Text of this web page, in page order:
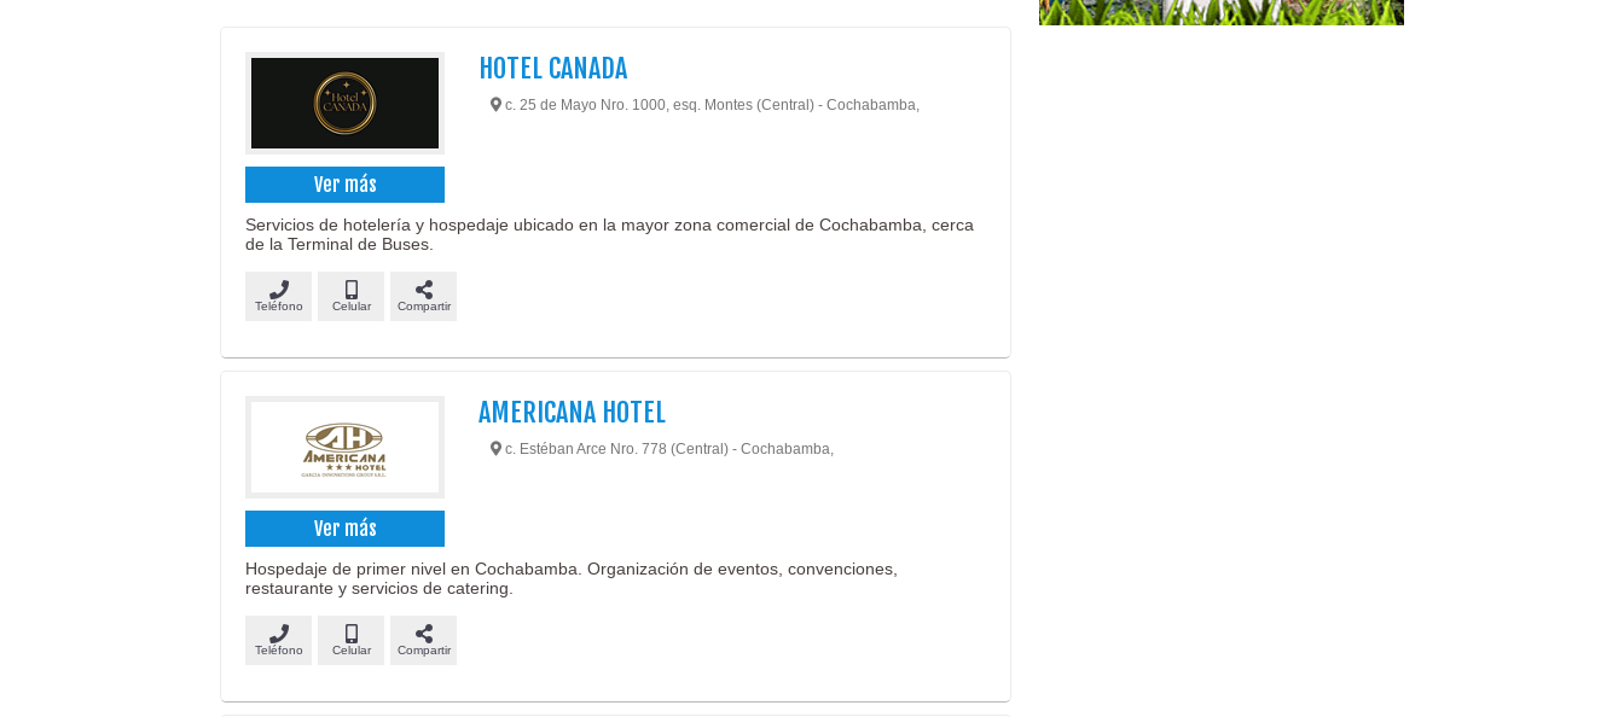
Ver más
HOTEL CANADA
c. 25 de Mayo Nro. 1000, esq. Montes (Central) - Cochabamba,
Servicios de hotelería y hospedaje ubicado en la mayor zona comercial de Cochabamba, cerca
de la Terminal de Buses.
Teléfono Celular Compartir
Ver más
AMERICANA HOTEL
c. Estéban Arce Nro. 778 (Central) - Cochabamba,
Hospedaje de primer nivel en Cochabamba. Organización de eventos, convenciones,
restaurante y servicios de catering.
Teléfono Celular Compartir